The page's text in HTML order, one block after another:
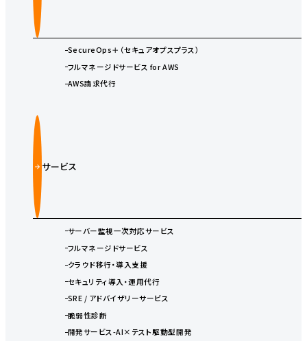
SecureOps＋（セキュアオプスプラス）
フルマネージドサービス for AWS
AWS請求代行
サービス
サーバー監視一次対応サービス
フルマネージドサービス
クラウド移行・導入支援
セキュリティ導入・運用代行
SRE / アドバイザリーサービス
脆弱性診断
開発サービス-AI×テスト駆動型開発